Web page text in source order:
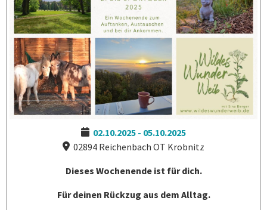
02.10.2025 - 05.10.2025
02894 Reichenbach OT Krobnitz
Dieses Wochenende ist für dich.
Für deinen Rückzug aus dem Alltag.